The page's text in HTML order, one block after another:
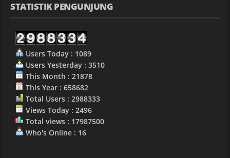
STATISTIK PENGUNJUNG
Users Today : 1089
Users Yesterday : 3510
This Month : 21878
This Year : 658682
Total Users : 2988333
Views Today : 2496
Total views : 17987500
Who's Online : 16